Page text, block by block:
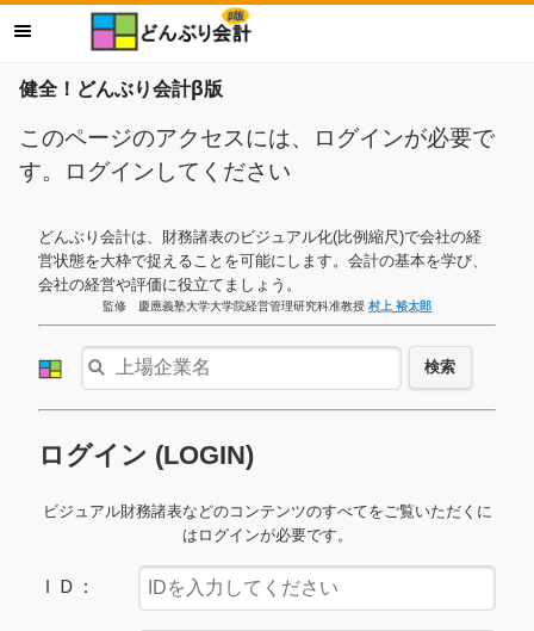
健全！どんぶり会計β版
このページのアクセスには、ログインが必要で
す。ログインしてください
どんぶり会計は、財務諸表のビジュアル化(比例縮尺)で会社の経
営状態を大枠で捉えることを可能にします。会計の基本を学び、
会社の経営や評価に役立てましょう。
監修 慶應義塾大学大学院経営管理研究科准教授 村上 裕太郎
検索
ログイン (LOGIN)
ビジュアル財務諸表などのコンテンツのすべてをご覧いただくに
はログインが必要です。
ＩＤ：